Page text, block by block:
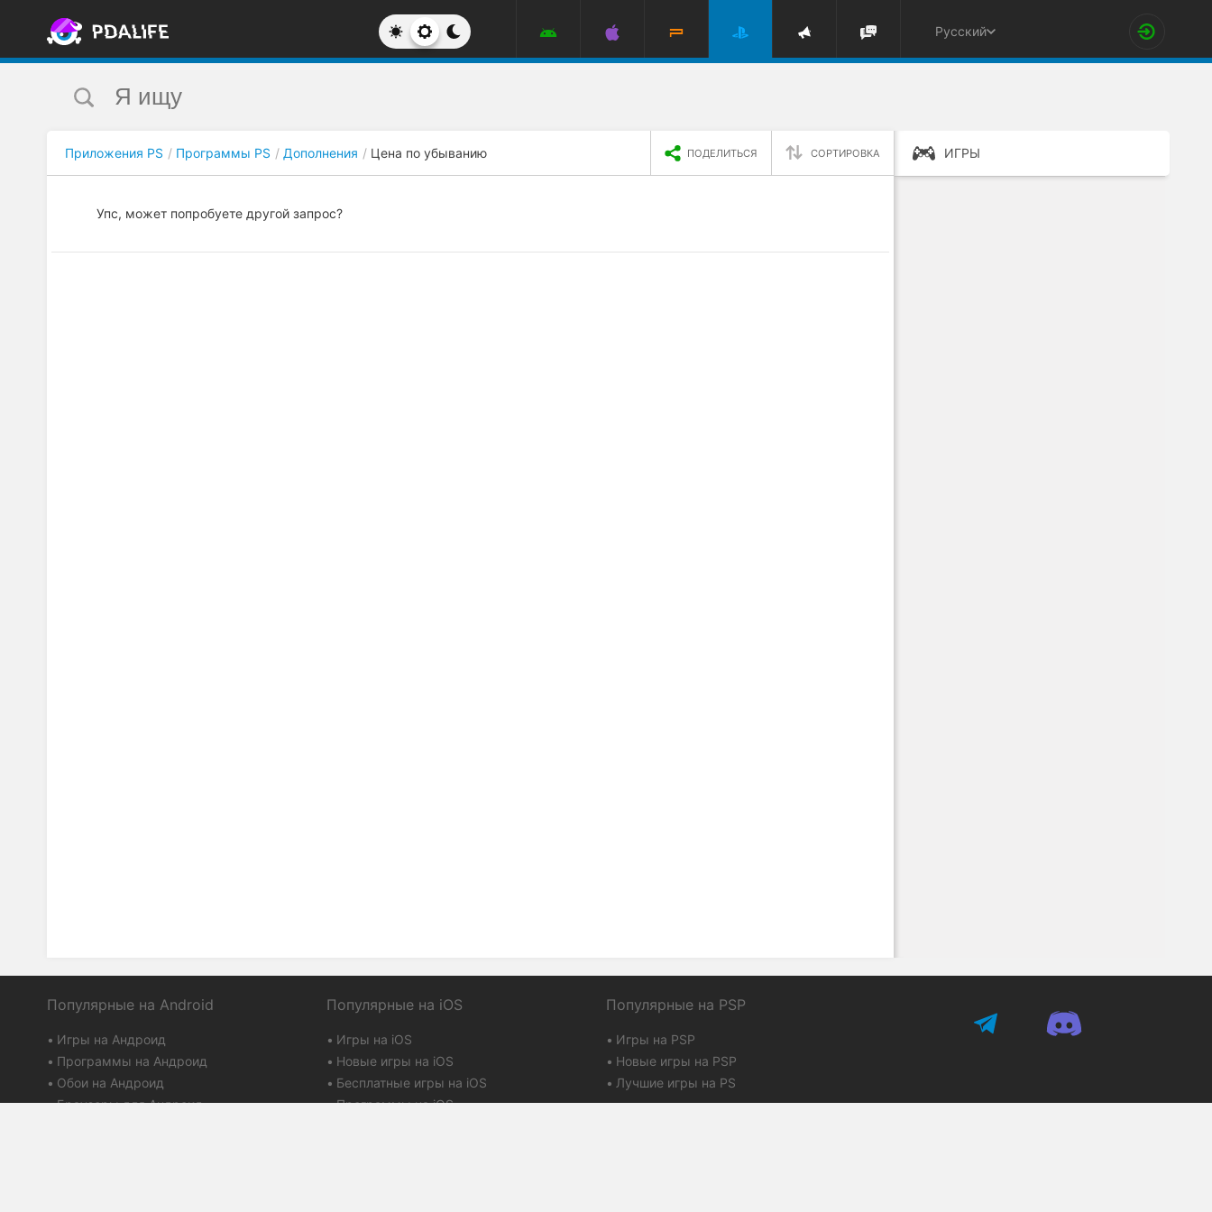
Available in English
Русский
Приложения PS Программы PS Дополнения Цена по убыванию ПОДЕЛИТЬСЯ СОРТИРОВКА
Упс, может попробуете другой запрос?
ИГРЫ
Популярные на Android
Игры на Андроид
Программы на Андроид
Обои на Андроид
Браузеры для Андроид
Популярные на iOS
Игры на iOS
Новые игры на iOS
Бесплатные игры на iOS
Программы на iOS
Популярные на PSP
Игры на PSP
Новые игры на PSP
Лучшие игры на PS